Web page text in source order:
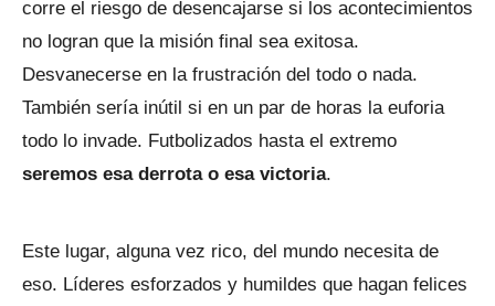
corre el riesgo de desencajarse si los acontecimientos
no logran que la misión final sea exitosa.
Desvanecerse en la frustración del todo o nada.
También sería inútil si en un par de horas la euforia
todo lo invade. Futbolizados hasta el extremo
seremos esa derrota o esa victoria.
Este lugar, alguna vez rico, del mundo necesita de
eso. Líderes esforzados y humildes que hagan felices